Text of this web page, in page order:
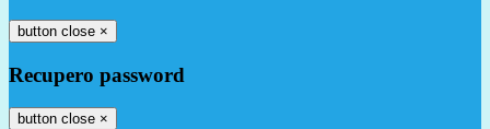
button close ×
Recupero password
button close ×